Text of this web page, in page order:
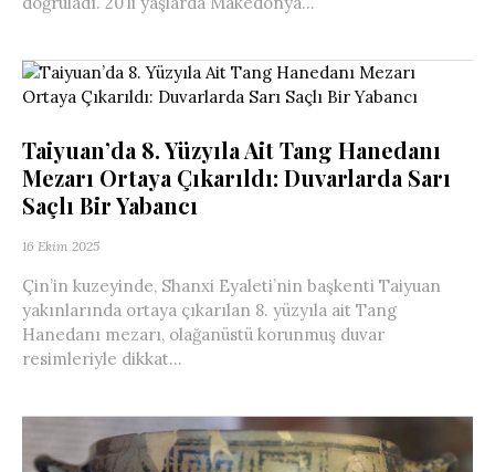
Taiyuan’da 8. Yüzyıla Ait Tang Hanedanı
Mezarı Ortaya Çıkarıldı: Duvarlarda Sarı
Saçlı Bir Yabancı
16 Ekim 2025
Çin’in kuzeyinde, Shanxi Eyaleti’nin başkenti Taiyuan
yakınlarında ortaya çıkarılan 8. yüzyıla ait Tang
Hanedanı mezarı, olağanüstü korunmuş duvar
resimleriyle dikkat...